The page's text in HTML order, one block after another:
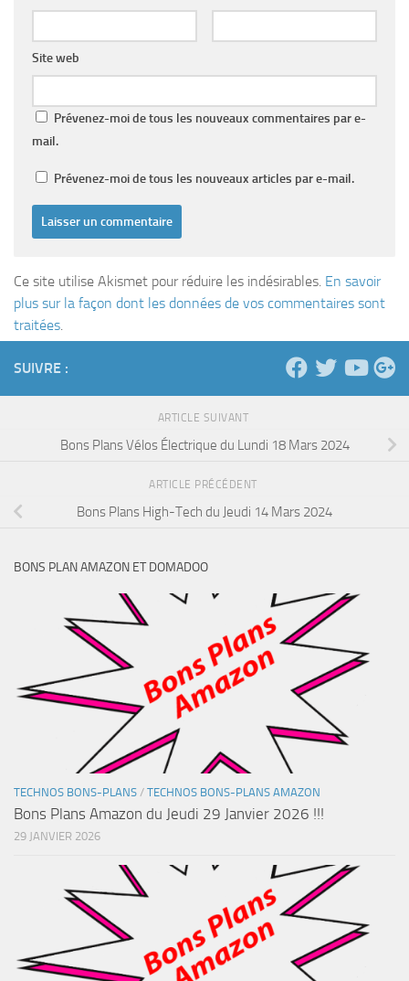
Site web
Prévenez-moi de tous les nouveaux commentaires par e-
mail.
Prévenez-moi de tous les nouveaux articles par e-mail.
Ce site utilise Akismet pour réduire les indésirables. En savoir
plus sur la façon dont les données de vos commentaires sont
traitées.
SUIVRE :
ARTICLE SUIVANT
Bons Plans Vélos Électrique du Lundi 18 Mars 2024
ARTICLE PRÉCÉDENT
Bons Plans High-Tech du Jeudi 14 Mars 2024
BONS PLAN AMAZON ET DOMADOO
TECHNOS BONS-PLANS / TECHNOS BONS-PLANS AMAZON
Bons Plans Amazon du Jeudi 29 Janvier 2026 !!!
29 JANVIER 2026